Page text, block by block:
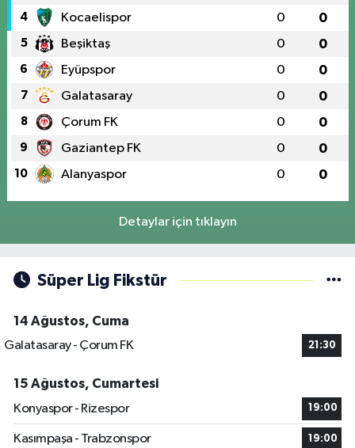
4 Kocaelispor 0 0
5 Beşiktaş 0 0
6 Eyüpspor 0 0
7 Galatasaray 0 0
8 Çorum FK 0 0
9 Gaziantep FK 0 0
10 Alanyaspor 0 0
Detaylar için tıklayın
Süper Lig Fikstür
14 Ağustos, Cuma
Galatasaray - Çorum FK
21:30
15 Ağustos, Cumartesi
Konyaspor - Rizespor
19:00
Kasımpaşa - Trabzonspor 19:00